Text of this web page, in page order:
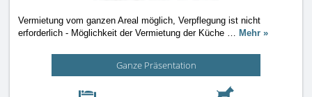
Vermietung vom ganzen Areal möglich, Verpflegung ist nicht
erforderlich - Möglichkeit der Vermietung der Küche … Mehr »
Ganze Präsentation